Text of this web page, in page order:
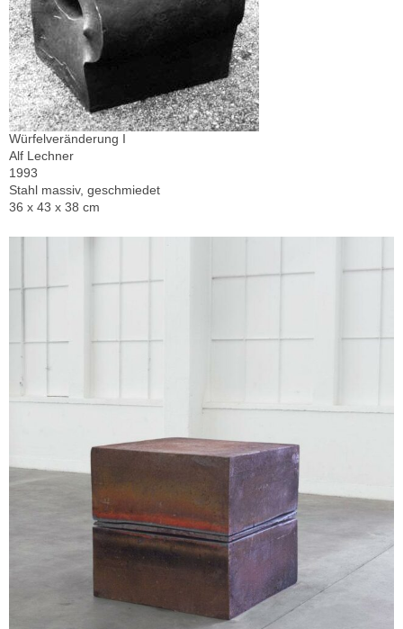
Würfelveränderung I
Alf Lechner
1993
Stahl massiv, geschmiedet
36 x 43 x 38 cm